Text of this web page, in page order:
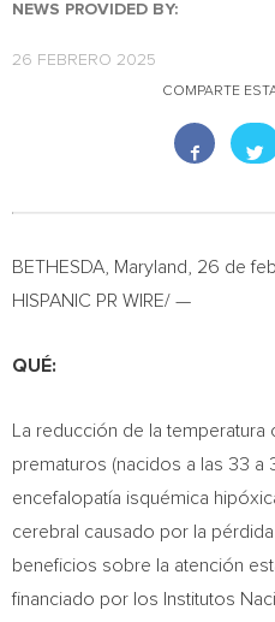
NEWS PROVIDED BY:
26 FEBRERO 2025
COMPARTE
BETHESDA, Maryland 26 de
HISPANIC PR WIRE/ —
QUÉ:
La reducción de la
prematuros (nacidos a las 33 a
encefalopatía isquémica
cerebral causado por la
beneficios sobre la atención
financiado por los Institutos